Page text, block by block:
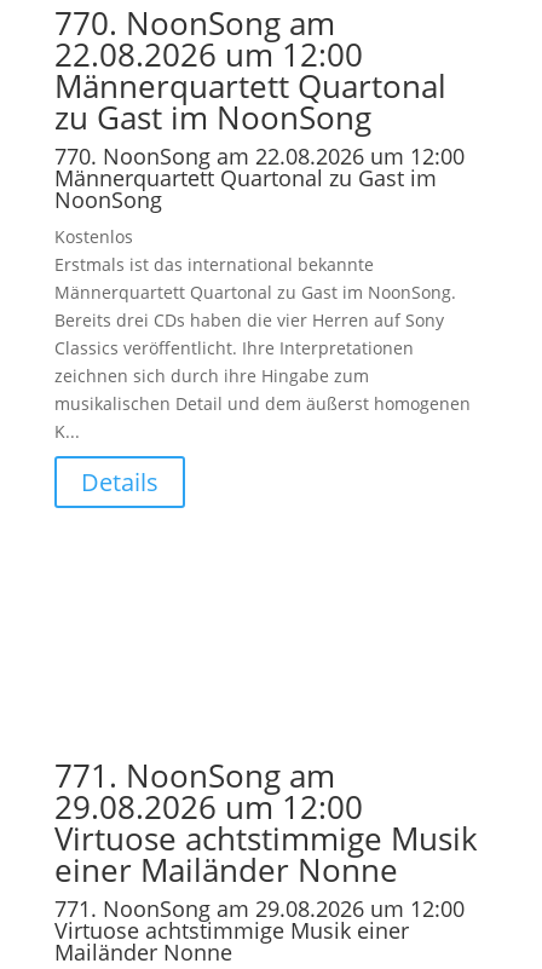
770. NoonSong am
22.08.2026 um 12:00
Männerquartett Quartonal
zu Gast im NoonSong
770. NoonSong am 22.08.2026 um 12:00
Männerquartett Quartonal zu Gast im
NoonSong
Kostenlos
Erstmals ist das international bekannte
Männerquartett Quartonal zu Gast im NoonSong.
Bereits drei CDs haben die vier Herren auf Sony
Classics veröffentlicht. Ihre Interpretationen
zeichnen sich durch ihre Hingabe zum
musikalischen Detail und dem äußerst homogenen
K...
Details
771. NoonSong am
29.08.2026 um 12:00
Virtuose achtstimmige Musik
einer Mailänder Nonne
771. NoonSong am 29.08.2026 um 12:00
Virtuose achtstimmige Musik einer
Mailänder Nonne